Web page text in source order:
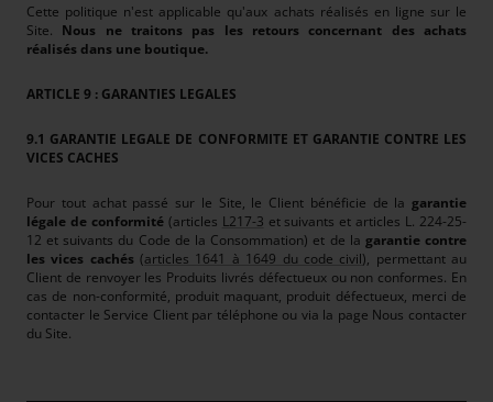
Cette politique n'est applicable qu'aux achats réalisés en ligne sur le
Site. Nous ne traitons pas les retours concernant des achats
réalisés dans une boutique.
ARTICLE 9 : GARANTIES LEGALES
9.1 GARANTIE LEGALE DE CONFORMITE ET GARANTIE CONTRE LES
VICES CACHES
Pour tout achat passé sur le Site, le Client bénéficie de la garantie
légale de conformité(articles L217-3 et suivants et articles L. 224-25-
12 et suivants du Code de la Consommation) et de la garantie contre
les vices cachés (articles 1641 à 1649 du code civil), permettant au
Client de renvoyer les Produits livrés défectueux ou non conformes. En
cas de non-conformité, produit maquant, produit défectueux, merci de
contacter le Service Client par téléphone ou via la page Nous contacter
du Site.